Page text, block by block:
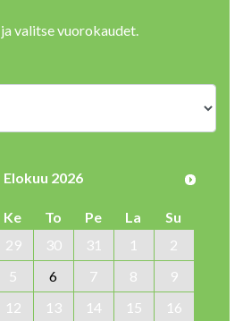
valitse vuorokaudet.
Elokuu 2026
Ke To Pe La
Su
29 30 31 1
2
5 6 7 8
9
12 13 14 15
16